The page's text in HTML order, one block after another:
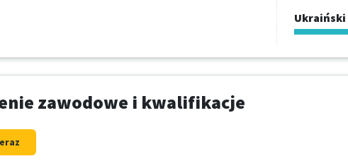
Ukraiński
zawodowe i kwalifikacje